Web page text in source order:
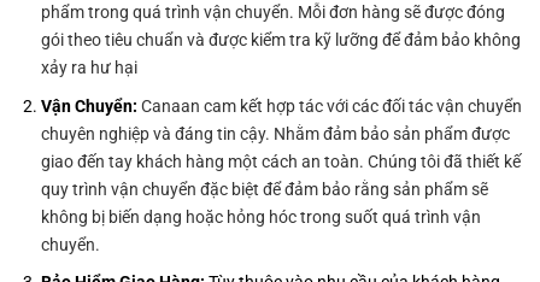
phẩm trong quá trình vận chuyển. Mỗi đơn hàng sẽ được đóng
gói theo tiêu chuẩn và được kiểm tra kỹ lưỡng để đảm bảo không
xảy ra hư hại
Vận Chuyển: Canaan cam kết hợp tác với các đối tác vận chuyển
chuyên nghiệp và đáng tin cậy. Nhằm đảm bảo sản phẩm được
giao đến tay khách hàng một cách an toàn. Chúng tôi đã thiết kế
quy trình vận chuyển đặc biệt để đảm bảo rằng sản phẩm sẽ
không bị biến dạng hoặc hỏng hóc trong suốt quá trình vận
chuyển.